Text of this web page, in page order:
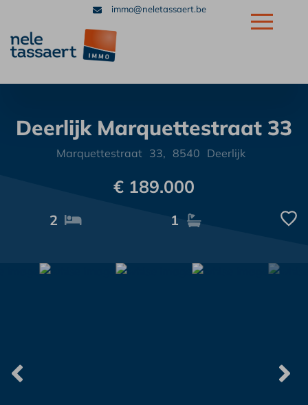
immo@neletassaert.be
Deerlijk Marquettestraat 33
Marquettestraat 33, 8540 Deerlijk
€ 189.000
2 1